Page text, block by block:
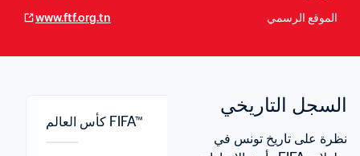
الموقع الرسمي
www.ftf.org.tn
السجل التاريخي
كأس العالم FIFA™